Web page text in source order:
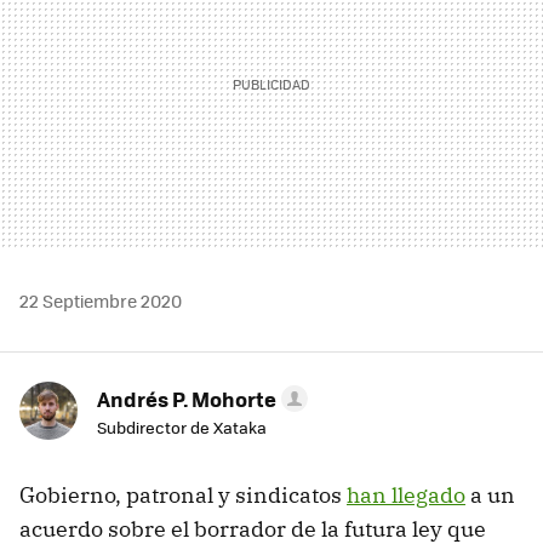
22 Septiembre 2020
Andrés P. Mohorte
Subdirector de Xataka
Gobierno, patronal y sindicatos han llegado a un
acuerdo sobre el borrador de la futura ley que